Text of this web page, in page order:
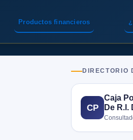
Productos financieros
DIRECTORIO
CP
Caja
De R.l.